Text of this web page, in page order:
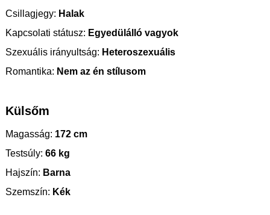
Csillagjegy: Halak
Kapcsolati státusz: Egyedülálló vagyok
Szexuális irányultság: Heteroszexuális
Romantika: Nem az én stílusom
Külsőm
Magasság: 172 cm
Testsúly: 66 kg
Hajszín: Barna
Szemszín: Kék